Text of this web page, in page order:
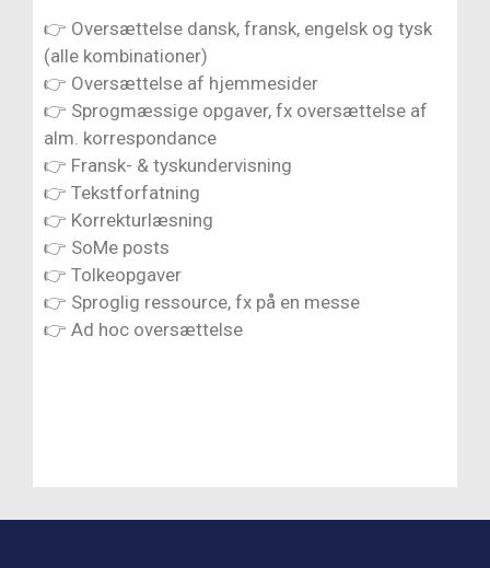
👉 Oversættelse dansk, fransk, engelsk og tysk
(alle kombinationer)
👉 Oversættelse af hjemmesider
👉 Sprogmæssige opgaver, fx oversættelse af
alm. korrespondance
👉 Fransk- & tyskundervisning
👉 Tekstforfatning
👉 Korrekturlæsning
👉 SoMe posts
👉 Tolkeopgaver
👉 Sproglig ressource, fx på en messe
👉 Ad hoc oversættelse